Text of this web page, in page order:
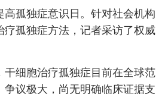
高孤独症意识日。针对社会机构
疗孤独症方法，记者采访了权威
干细胞治疗孤独症目前在全球范
争议极大，尚无明确临床证据支